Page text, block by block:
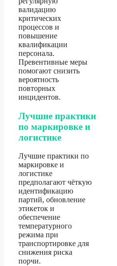
валидацию
критических
процессов и
повышение
квалификации
персонала.
Превентивные меры
помогают снизить
вероятность
повторных
инцидентов.
Лучшие практики
по маркировке и
логистике
Лучшие практики по
маркировке и
логистике
предполагают чёткую
идентификацию
партий, обновление
этикеток и
обеспечение
температурного
режима при
транспортировке для
снижения риска
порчи.